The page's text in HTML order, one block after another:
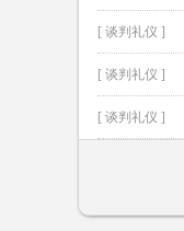
[ 谈判礼仪 ]
[ 谈判礼仪 ]
[ 谈判礼仪 ]